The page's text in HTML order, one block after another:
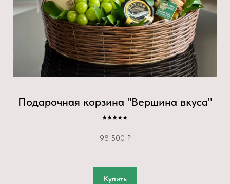
Подарочная корзина "Вершина вкуса"
⭑⭑⭑⭑⭑
98 500 ₽
Купить